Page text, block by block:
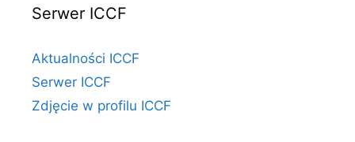
Serwer ICCF
Aktualności ICCF
Serwer ICCF
Zdjęcie w profilu ICCF